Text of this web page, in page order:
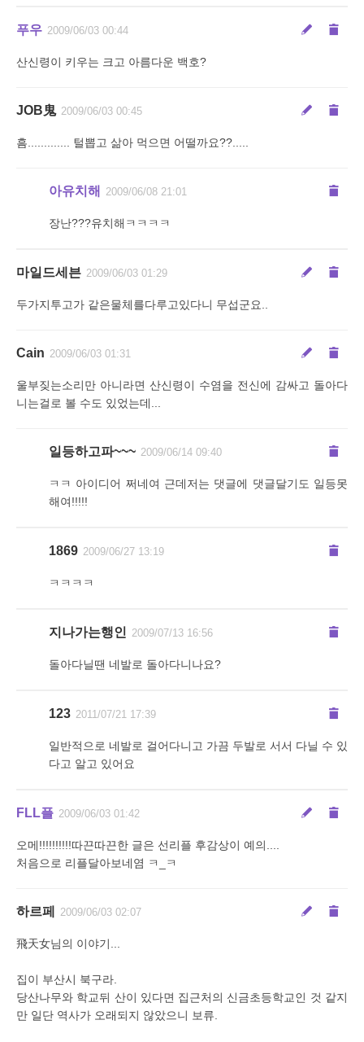
푸우 2009/06/03 00:44
산신령이 키우는 크고 아름다운 백호?
JOB鬼 2009/06/03 00:45
흠............. 털뽑고 삶아 먹으면 어떨까요??.....
아유치해 2009/06/08 21:01
장난???유치해ㅋㅋㅋㅋ
마일드세븐 2009/06/03 01:29
두가지투고가 같은물체를다루고있다니 무섭군요..
Cain 2009/06/03 01:31
울부짖는소리만 아니라면 산신령이 수염을 전신에 감싸고 돌아다
니는걸로 볼 수도 있었는데...
일등하고파~~~ 2009/06/14 09:40
ㅋㅋ 아이디어 쩌네여 근데저는 댓글에 댓글달기도 일등못
해여!!!!!
1869 2009/06/27 13:19
ㅋㅋㅋㅋ
지나가는행인 2009/07/13 16:56
돌아다닐땐 네발로 돌아다니나요?
123 2011/07/21 17:39
일반적으로 네발로 걸어다니고 가끔 두발로 서서 다닐 수 있
다고 알고 있어요
FLL플 2009/06/03 01:42
오메!!!!!!!!!!따끈따끈한 글은 선리플 후감상이 예의....
처음으로 리플달아보네염 ㅋ_ㅋ
하르페 2009/06/03 02:07
飛天女님의 이야기...
집이 부산시 북구라.
당산나무와 학교뒤 산이 있다면 집근처의 신금초등학교인 것 같지
만 일단 역사가 오래되지 않았으니 보류.